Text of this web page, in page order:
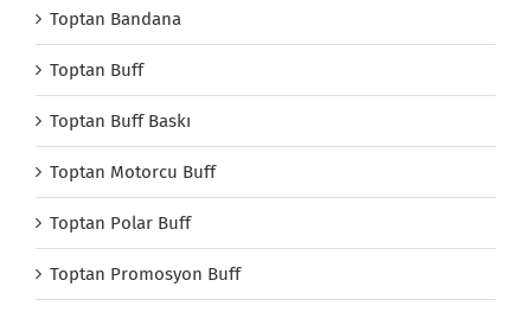
Toptan Bandana
Toptan Buff
Toptan Buff Baskı
Toptan Motorcu Buff
Toptan Polar Buff
Toptan Promosyon Buff